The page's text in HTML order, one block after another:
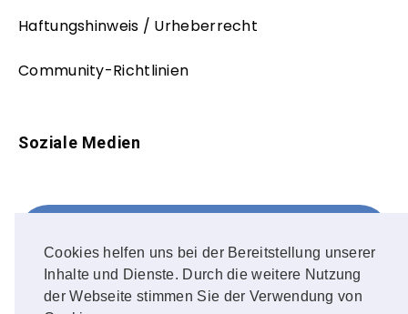
Cookies helfen uns bei der Bereitstellung unserer
Inhalte und Dienste. Durch die weitere Nutzung
der Webseite stimmen Sie der Verwendung von
Haftungshinweis / Urheberrecht
Community-Richtlinien
Soziale Medien
FOLLOW ME!
Instagram